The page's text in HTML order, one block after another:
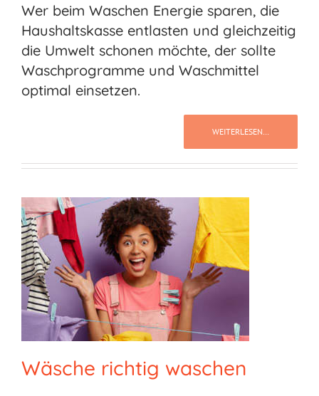
Wer beim Waschen Energie sparen, die
Haushaltskasse entlasten und gleichzeitig
die Umwelt schonen möchte, der sollte
Waschprogramme und Waschmittel
optimal einsetzen.
WEITERLESEN…
Wäsche richtig waschen